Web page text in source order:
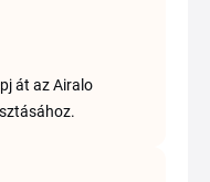
át az Airalo